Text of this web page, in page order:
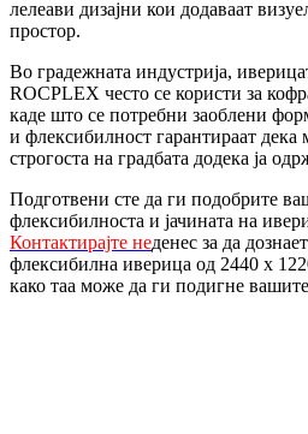
лелеави дизајни кои додаваат
простор.
Во градежната индустрија,
ROCPLEX често се користи за
каде што се потребни заоблени
и флексибилност гарантираат дека
строгоста на градбата додека ја
Подготвени сте да ги подобрите
флексибилноста и јачината на
Контактирајте неденес за да
флексибилна иверица од 2440 x
како таа може да ги подигне